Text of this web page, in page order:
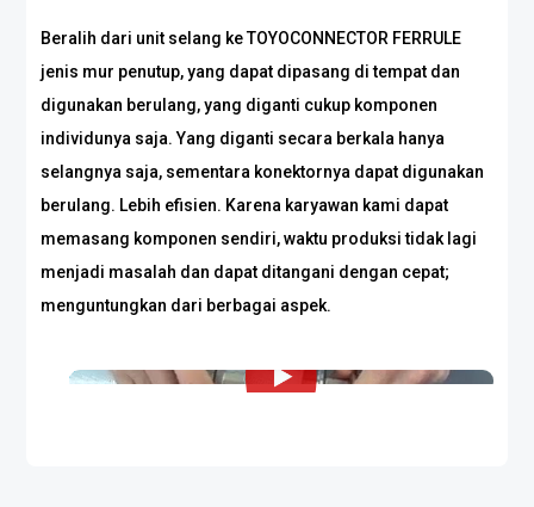
Beralih dari unit selang ke TOYOCONNECTOR FERRULE
jenis mur penutup, yang dapat dipasang di tempat dan
digunakan berulang, yang diganti cukup komponen
individunya saja. Yang diganti secara berkala hanya
selangnya saja, sementara konektornya dapat digunakan
berulang. Lebih efisien. Karena karyawan kami dapat
memasang komponen sendiri, waktu produksi tidak lagi
menjadi masalah dan dapat ditangani dengan cepat;
menguntungkan dari berbagai aspek.